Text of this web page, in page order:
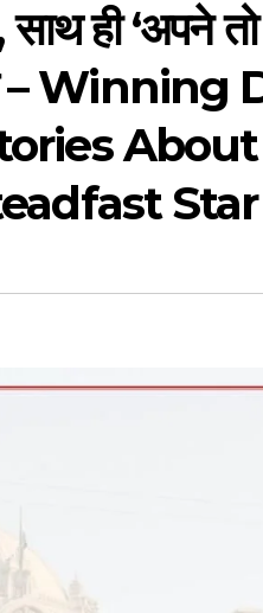
साथ ही ‘अपने
–
Star